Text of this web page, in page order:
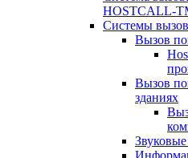
HOSTCALL-
Системы
Вызов
Вызов
зданиях